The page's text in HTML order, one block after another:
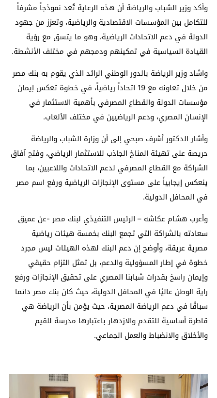
وأكد وزير الشباب والرياضة أن هذه الرعاية تُعد نموذجاً مشرفاً
للتكامل بين المؤسسات الاقتصادية والرياضية، وتعزز من جهود
الدولة في دعم الاتحادات الرياضية، وهو ما يتسق مع رؤية
القيادة السياسية في تمكينهم ودمجهم في مختلف الأنشطة.
واشاد وزير الرياضة بالدور الوطني الرائد الذي يقوم به بنك مصر
من خلال تعاونه مع 19 اتحاداً رياضياً، في خطوة تعكس إيمان
مؤسسات الدولة والقطاع المصرفي بأهمية الاستثمار في
الإنسان المصري، ودعم الرياضيين في مختلف الألعاب.
وأشار الدكتور أشرف صبحي إلى أن وزارة الشباب والرياضة
حريصة على تهيئة المناخ الجاذب للاستثمار الرياضي، وفتح آفاق
الشراكة مع القطاع المصرفي لدعم الاتحادات واللاعبين، بما
ينعكس إيجابياً على مستوى الإنجازات الرياضية ورفع اسم مصر
في المحافل الدولية.
وأعرب هشام عكاشه – الرئيس التنفيذي لبنك مصر -عن عميق
سعادته بالشراكة التي تجمع البنك بخمسة هيئات رياضية
مصرية عريقة، وأوضح إن دعم البنك لهذه الهيئات ليس مجرد
خطوة في إطار المسؤولية والدعم، بل تمثل التزام حقيقي
وإيمان راسخ بقدرات شبابنا المصري على تحقيق الإنجازات ورفع
راية الوطن عاليًا في المحافل الدولية، حيث كان بنك مصر دائما
سباقًا في دعم الرياضة المصرية، حيث يؤمن بأن الرياضة هي
قاطرة أساسية للتقدم والازدهار باعتبارها مدرسة للقيم
والأخلاق والانضباط والعمل الجماعي.